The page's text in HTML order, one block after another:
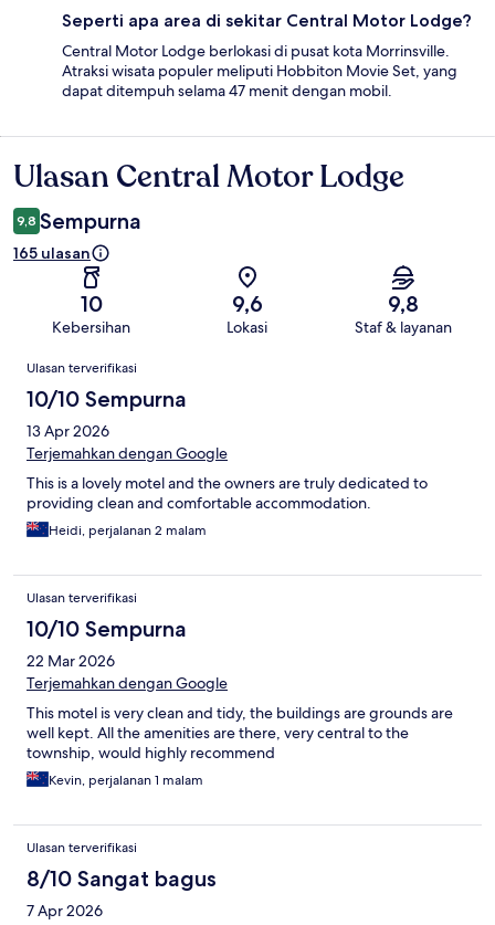
Seperti apa area di sekitar Central Motor Lodge?
Central Motor Lodge berlokasi di pusat kota Morrinsville.
Atraksi wisata populer meliputi Hobbiton Movie Set, yang
dapat ditempuh selama 47 menit dengan mobil.
Ulasan
Ulasan Central Motor Lodge
9,8 Sempurna
165 ulasan
10
Kebersihan
9,6
Lokasi
9,8
Staf & layanan
Ulasan
Ulasan terverifikasi
10/10 Sempurna
13 Apr 2026
Terjemahkan dengan Google
This is a lovely motel and the owners are truly dedicated to
providing clean and comfortable accommodation.
Heidi, perjalanan 2 malam
Ulasan terverifikasi
10/10 Sempurna
22 Mar 2026
Terjemahkan dengan Google
This motel is very clean and tidy, the buildings are grounds are
well kept. All the amenities are there, very central to the
township, would highly recommend
Kevin, perjalanan 1 malam
Ulasan terverifikasi
8/10 Sangat bagus
7 Apr 2026